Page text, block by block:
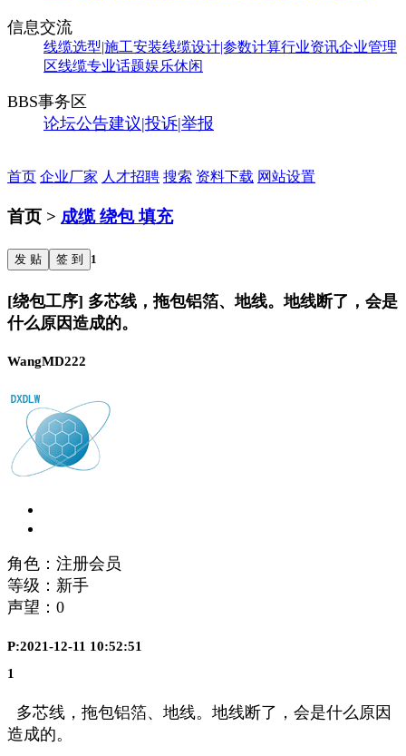
信息交流
线缆选型|施工安装线缆设计|参数计算行业资讯企业管理
区线缆专业话题娱乐休闲
BBS事务区
论坛公告建议|投诉|举报
首页 企业厂家 人才招聘 搜索 资料下载 网站设置
首页 > 成缆 绕包 填充
发 贴 签 到 1
[绕包工序] 多芯线，拖包铝箔、地线。地线断了，会是
什么原因造成的。
WangMD222
角色：注册会员
等级：新手
声望： 0
P:2021-12-11 10:52:51
1
多芯线，拖包铝箔、地线。地线断了，会是什么原因
造成的。